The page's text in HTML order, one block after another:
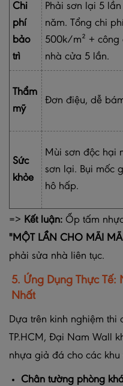
Chi
phí
bảo
trì
Phải sơn lại 5 lần
năm. Tổng chi
500k/m² + công
nhà cửa 5 lần.
Thẩm
mỹ
Đơn điệu, dễ
Sức
khỏe
Mùi sơn độc hại
sơn lại. Bụi mốc
hô hấp.
=> Kết luận: Ốp tấm
"MỘT LẦN CHO MÃI
phải sửa nhà liên tục.
5. Ứng Dụng Thực Tế:
Nhất
Dựa trên kinh nghiệm thi
TP.HCM, Đại Nam Wall
nhựa giả đá cho các khu
Chân tường phòng